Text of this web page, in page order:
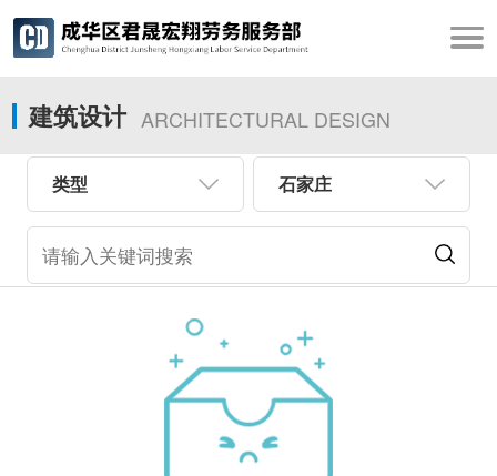
建筑设计 ARCHITECTURAL DESIGN
类型 石家庄